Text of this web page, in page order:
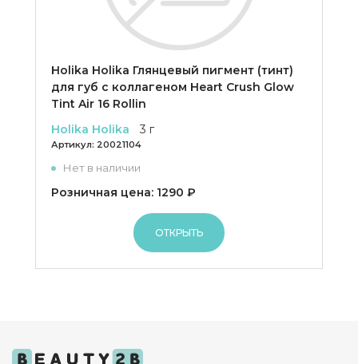
Holika Holika Глянцевый пигмент (тинт)
для губ с коллагеном Heart Crush Glow
Tint Air 16 Rollin
Holika Holika
3 г
Артикул: 20021104
Нет в наличии
Розничная цена: 1290 ₽
ОТКРЫТЬ